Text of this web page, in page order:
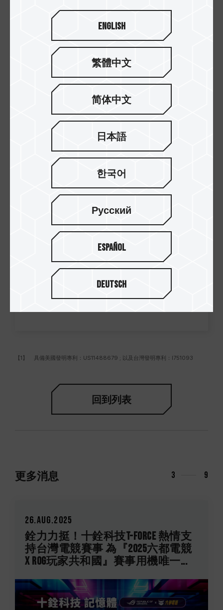
高效能的穩定運算環境。另外，產品散熱片
一體式孔洞散熱設計不僅有效解決散熱，能
讓專業工作及運算快速完成，降低能源的損
耗，減少對環境的影響。產品在製造過程
中，完全符合歐盟RoHS要求，與創作者協力
愛護地球，銓力善盡永續責任。
【1】 具備美國發明專利：US11488679 ; 以及台灣發明專利：I751093
回到列表
更多消息 3 9
26.Aug.2025
銓力力挺！十銓科技T-FORCE 熱情支
持台灣電競賽事 為『2025六都電競
X ROG玩家共和國』賽事用機唯一...
English
繁體中文
简体中文
日本語
한국어
Русский
Español
Deutsch